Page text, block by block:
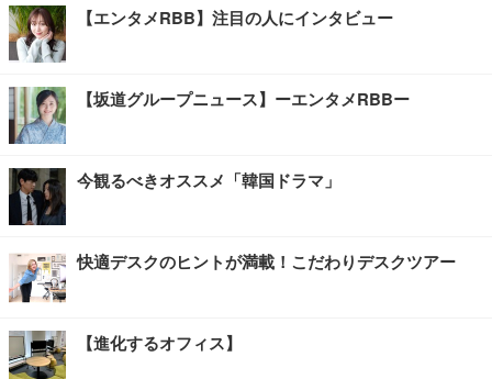
【エンタメRBB】注目の人にインタビュー
【坂道グループニュース】ーエンタメRBBー
今観るべきオススメ「韓国ドラマ」
快適デスクのヒントが満載！こだわりデスクツアー
【進化するオフィス】